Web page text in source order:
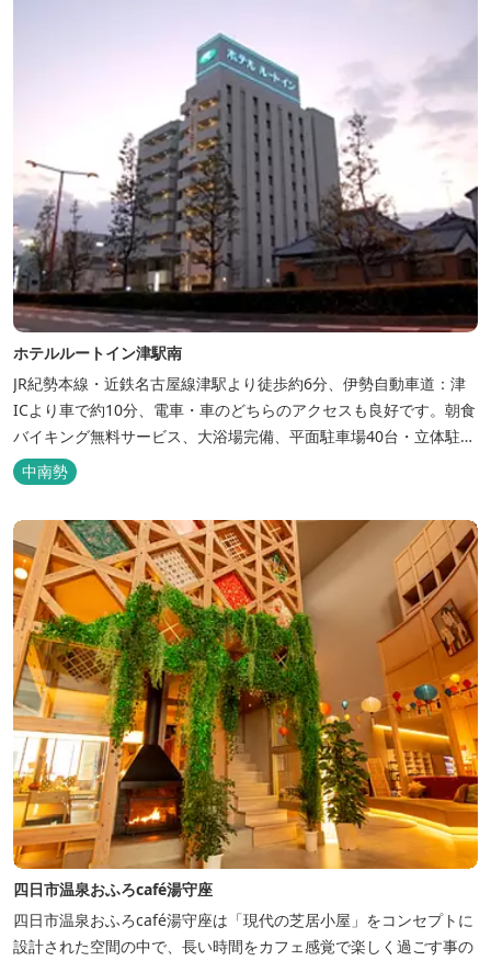
ホテルルートイン津駅南
JR紀勢本線・近鉄名古屋線津駅より徒歩約6分、伊勢自動車道：津
ICより車で約10分、電車・車のどちらのアクセスも良好です。朝食
バイキング無料サービス、大浴場完備、平面駐車場40台・立体駐車
場34台、全室Wi-Fi完備。ビジネスにも観光にもご利用頂ける快適
なホテルライフをご提供します。
中南勢
四日市温泉おふろcafé湯守座
四日市温泉おふろcafé湯守座は「現代の芝居小屋」をコンセプトに
設計された空間の中で、長い時間をカフェ感覚で楽しく過ごす事の